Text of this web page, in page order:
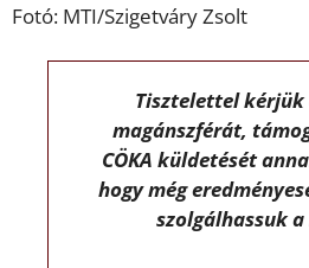
Fotó: MTI/Szigetváry Zsolt
Tisztelettel kérjük
magánszférát,
CÖKA küldetését
hogy még
szolgálhassuk